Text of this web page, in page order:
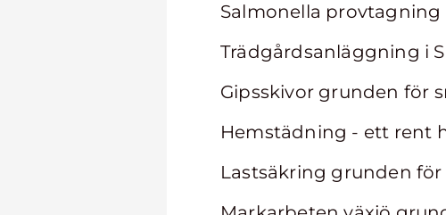
Salmonella
Trädgårdsanläggning i
Gipsskivor grunden för
Hemstädning - ett rent
Lastsäkring grunden